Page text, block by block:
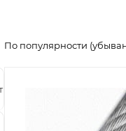
По популярности